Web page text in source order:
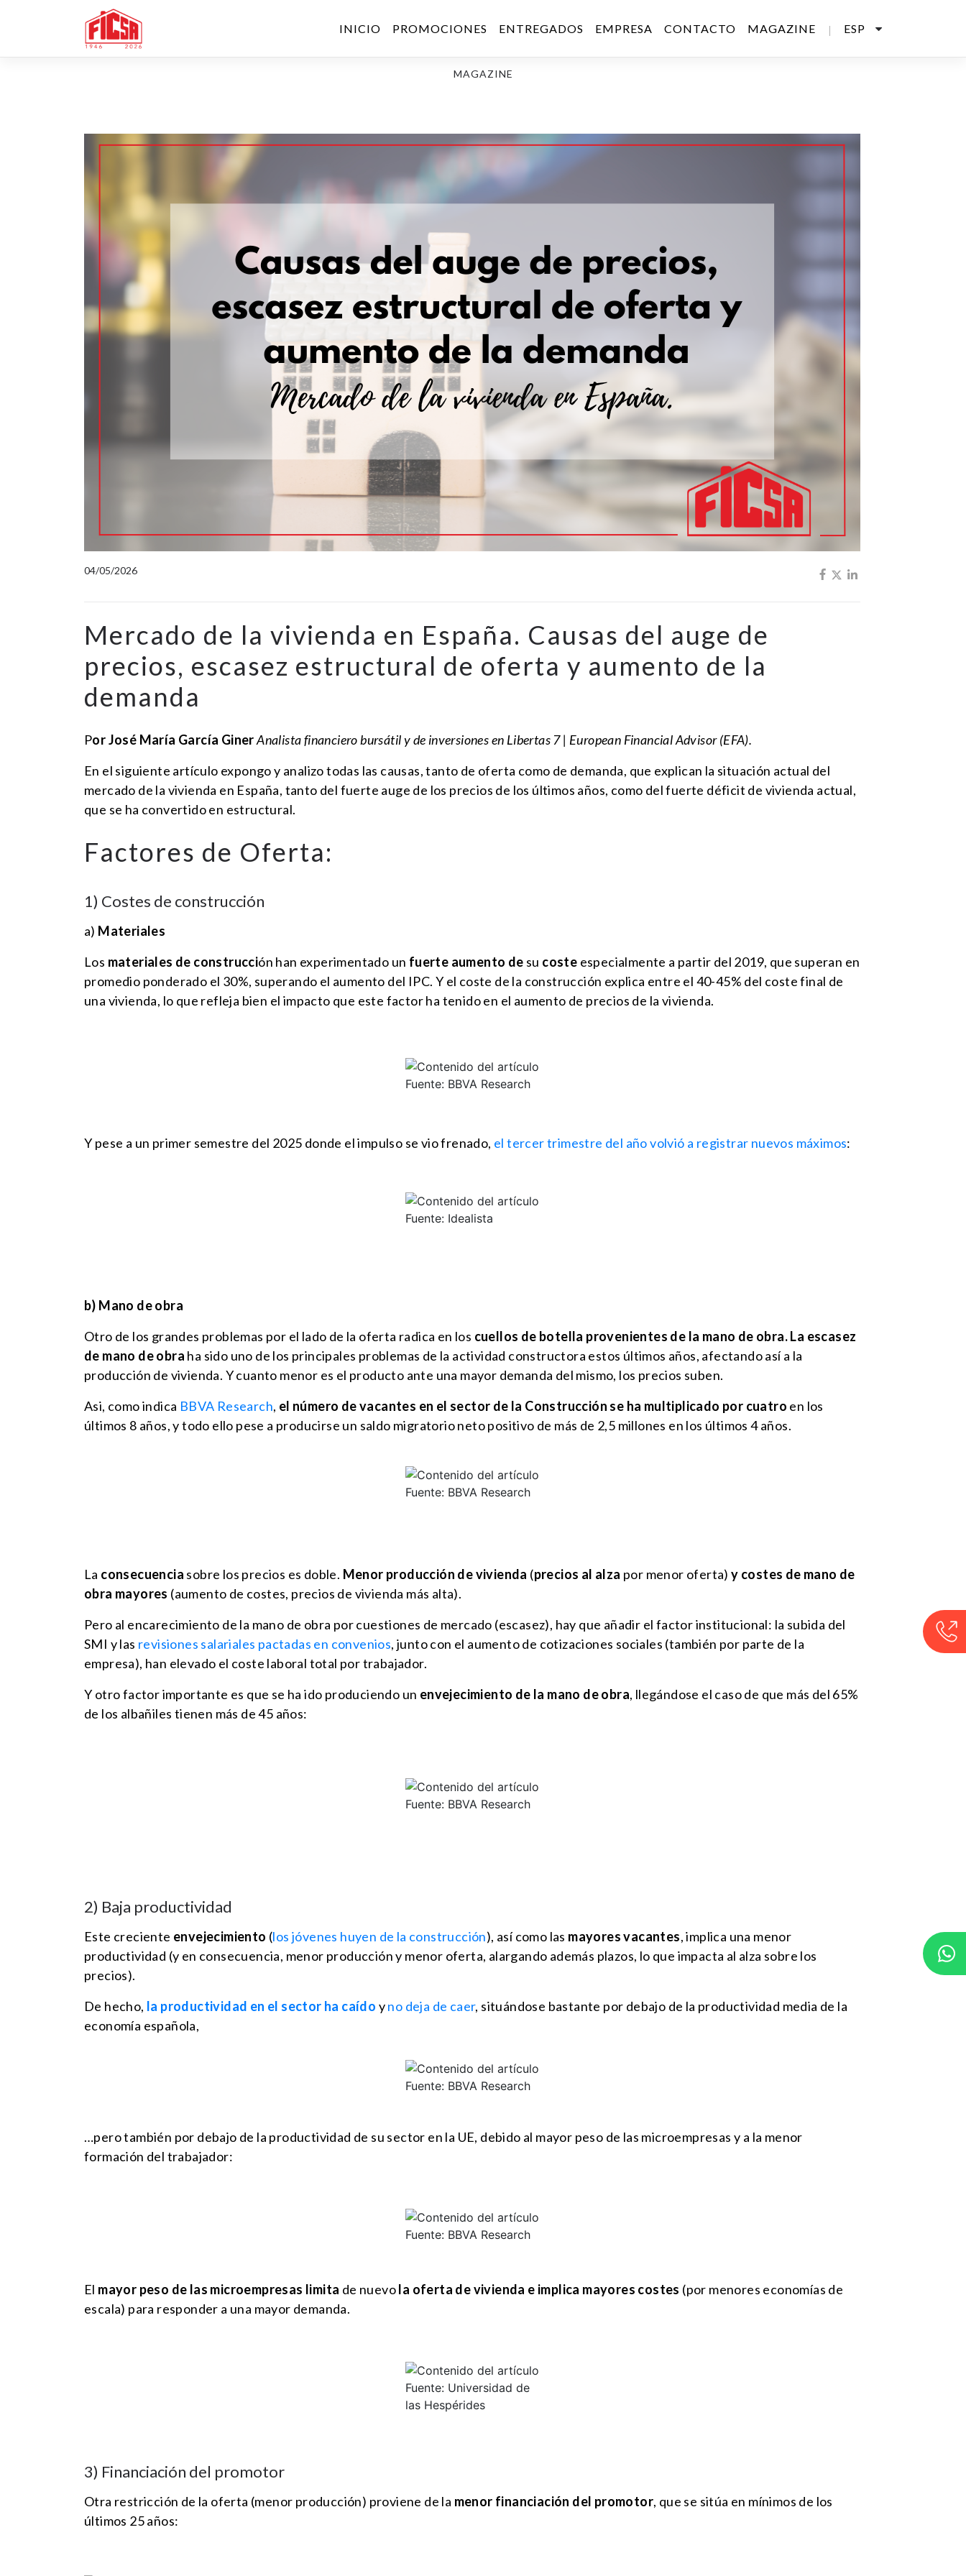
INICIO PROMOCIONES ENTREGADOS EMPRESA CONTACTO MAGAZINE ESP
MAGAZINE
04/05/2026
Mercado de la vivienda en España. Causas del auge de
precios, escasez estructural de oferta y aumento de la
demanda
Por José María García GinerAnalista financiero bursátil y de inversiones en Libertas 7 | European Financial Advisor (EFA).
En el siguiente artículo expongo y analizo todas las causas, tanto de oferta como de demanda, que explican la situación actual del
mercado de la vivienda en España, tanto del fuerte auge de los precios de los últimos años, como del fuerte déficit de vivienda actual,
que se ha convertido en estructural.
Factores de Oferta:
1) Costes de construcción
a) Materiales
Los materiales de construcción han experimentado un fuerte aumento de su coste especialmente a partir del 2019, que superan en
promedio ponderado el 30%, superando el aumento del IPC. Y el coste de la construcción explica entre el 40-45% del coste final de
una vivienda, lo que refleja bien el impacto que este factor ha tenido en el aumento de precios de la vivienda.
Fuente: BBVA Research
Y pese a un primer semestre del 2025 donde el impulso se vio frenado, el tercer trimestre del año volvió a registrar nuevos máximos:
Fuente: Idealista
b) Mano de obra
Otro de los grandes problemas por el lado de la oferta radica en los cuellos de botella provenientes de la mano de obra. La escasez
de mano de obra ha sido uno de los principales problemas de la actividad constructora estos últimos años, afectando así a la
producción de vivienda. Y cuanto menor es el producto ante una mayor demanda del mismo, los precios suben.
Asi, como indica BBVA Research, el número de vacantes en el sector de la Construcción se ha multiplicado por cuatro en los
últimos 8 años, y todo ello pese a producirse un saldo migratorio neto positivo de más de 2,5 millones en los últimos 4 años.
Fuente: BBVA Research
La consecuencia sobre los precios es doble. Menor producción de vivienda (precios al alza por menor oferta)y costes de mano de
obra mayores (aumento de costes, precios de vivienda más alta).
Pero al encarecimiento de la mano de obra por cuestiones de mercado (escasez), hay que añadir el factor institucional: la subida del
SMI y las revisiones salariales pactadas en convenios, junto con el aumento de cotizaciones sociales (también por parte de la
empresa), han elevado el coste laboral total por trabajador.
Y otro factor importante es que se ha ido produciendo un envejecimiento de la mano de obra, llegándose el caso de que más del 65%
de los albañiles tienen más de 45 años:
Fuente: BBVA Research
2) Baja productividad
Este creciente envejecimiento (los jóvenes huyen de la construcción), así como las mayores vacantes, implica una menor
productividad (y en consecuencia, menor producción y menor oferta, alargando además plazos, lo que impacta al alza sobre los
precios).
De hecho, la productividad en el sector ha caído yno deja de caer, situándose bastante por debajo de la productividad media de la
economía española,
Fuente: BBVA Research
…pero también por debajo de la productividad de su sector en la UE, debido al mayor peso de las microempresas y a la menor
formación del trabajador:
Fuente: BBVA Research
El mayor peso de las microempresas limita de nuevola oferta de vivienda e implica mayores costes (por menores economías de
escala) para responder a una mayor demanda.
Fuente: Universidad de
las Hespérides
3) Financiación del promotor
Otra restricción de la oferta (menor producción) proviene de la menor financiación del promotor, que se sitúa en mínimos de los
últimos 25 años: